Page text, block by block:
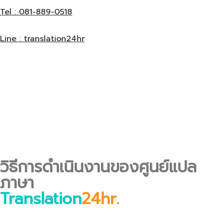
Tel : 081-889-0518
Line : translation24hr
วิธีการดำเนินงานของศูนย์แปล
ภาษา
Translation24hr.